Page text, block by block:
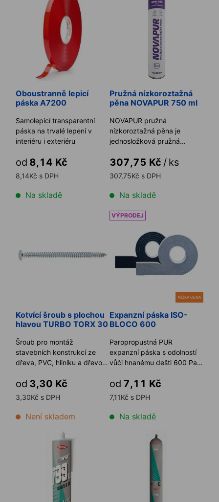
Oboustranně lepicí
páska A7200
Samolepicí transparentní
páska na trvalé lepení v
interiéru i exteriéru
od 8,14 Kč
8,14Kč s DPH
Na skladě
Pružná nízkoroztažná
pěna NOVAPUR 750 ml
NOVAPUR pružná
nízkoroztažná pěna je
jednosložková pružná
montážní pěna vhodná
předevš ...
307,75 Kč / ks
307,75Kč s DPH
Na skladě
Kotvící šroub s plochou hlavou TURBO TORX 30
Kotvící šroub s plochou
hlavou TURBO TORX 30
Šroub pro montáž
stavebních konstrukcí ze
dřeva, PVC, hliníku a dřevo-
nejrů ...
od 3,30 Kč
3,30Kč s DPH
Není skladem
Expanzní páska ISO-BLOCO
NÍZKÁ CENA
Expanzní páska ISO-
BLOCO 600
Paropropustná PUR
expanzní páska s odolností
vůči hnanému dešti 600 Pa a
...
od 7,11 Kč
7,11Kč s DPH
Na skladě
Silikonový tmel DOWSIL 799 310 ml